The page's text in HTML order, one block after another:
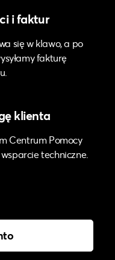
i faktur
się w klawo, a po
fakturę
klienta
Centrum Pomocy
techniczne.